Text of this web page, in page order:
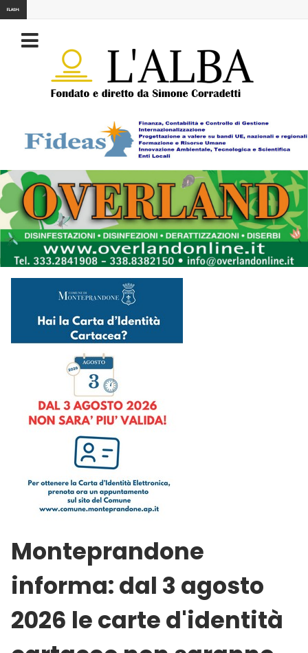
FLASH:
Monteprandone
informa: dal 3 agosto
2026 le carte d'identità